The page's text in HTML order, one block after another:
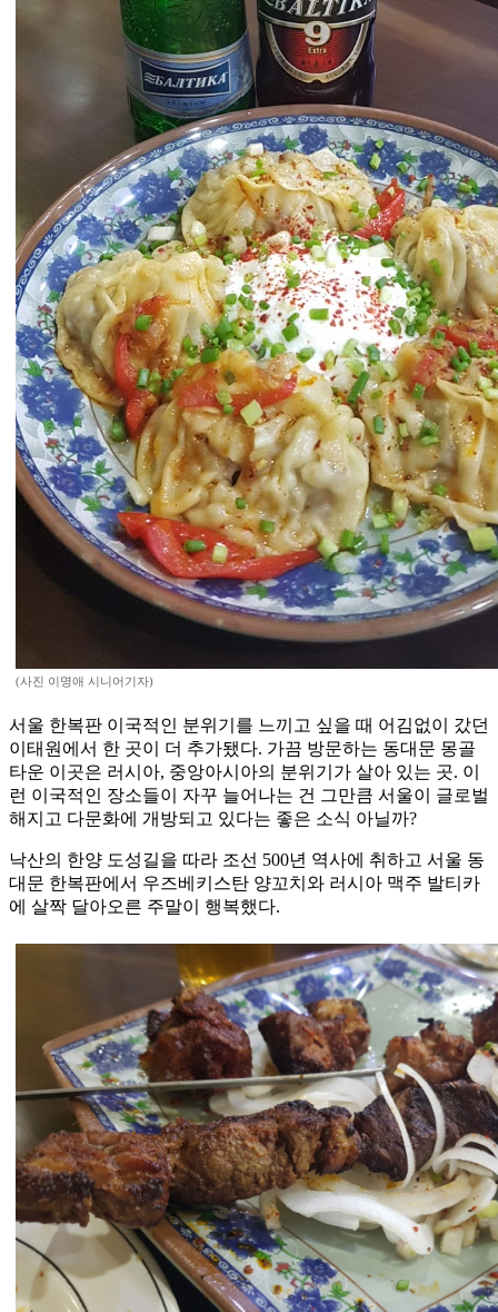
(사진 이명애 시니어기자)
서울 한복판 이국적인 분위기를 느끼고 싶을 때 어김없이 갔던
이태원에서 한 곳이 더 추가됐다. 가끔 방문하는 동대문 몽골
타운 이곳은 러시아, 중앙아시아의 분위기가 살아 있는 곳. 이
런 이국적인 장소들이 자꾸 늘어나는 건 그만큼 서울이 글로벌
해지고 다문화에 개방되고 있다는 좋은 소식 아닐까?
낙산의 한양 도성길을 따라 조선 500년 역사에 취하고 서울 동
대문 한복판에서 우즈베키스탄 양꼬치와 러시아 맥주 발티카
에 살짝 달아오른 주말이 행복했다.